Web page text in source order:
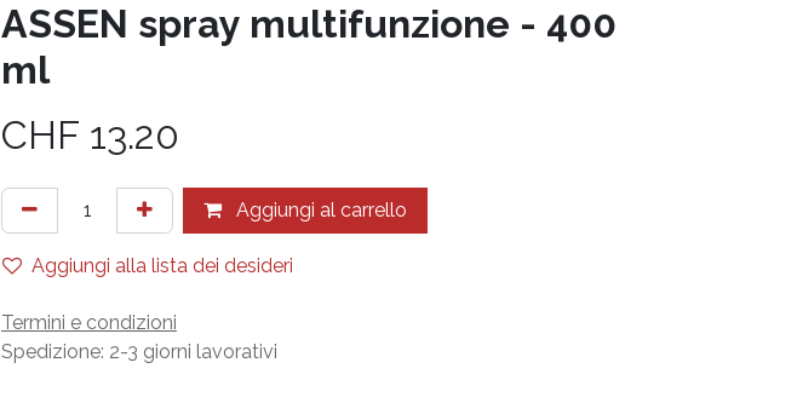
ASSEN spray multifunzione - 400
ml
CHF 13.20
Aggiungi al carrello
Aggiungi alla lista dei desideri
Termini e condizioni
Spedizione: 2-3 giorni lavorativi